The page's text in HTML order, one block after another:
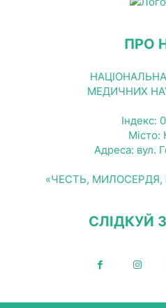
ПРО
МЕДИЧНИХ
Індекс:
Місто:
Адреса: вул.
«ЧЕСТЬ, МИЛОСЕРДЯ,
СЛІДКУЙ